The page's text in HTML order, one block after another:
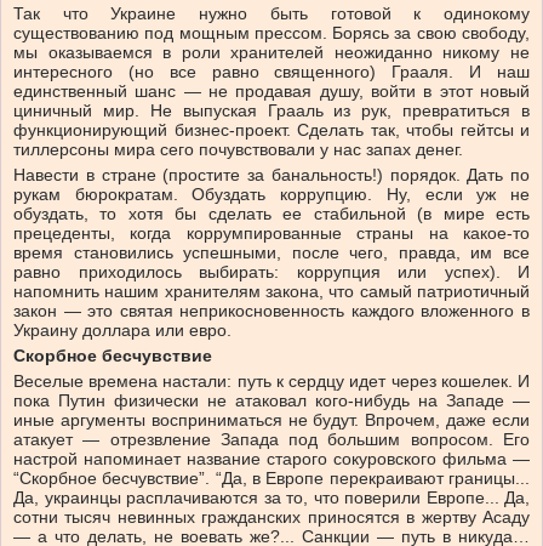
Так что Украине нужно быть готовой к одинокому
существованию под мощным прессом. Борясь за свою свободу,
мы оказываемся в роли хранителей неожиданно никому не
интересного (но все равно священного) Грааля. И наш
единственный шанс — не продавая душу, войти в этот новый
циничный мир. Не выпуская Грааль из рук, превратиться в
функционирующий бизнес-проект. Сделать так, чтобы гейтсы и
тиллерсоны мира сего почувствовали у нас запах денег.
Навести в стране (простите за банальность!) порядок. Дать по
рукам бюрократам. Обуздать коррупцию. Ну, если уж не
обуздать, то хотя бы сделать ее стабильной (в мире есть
прецеденты, когда коррумпированные страны на какое-то
время становились успешными, после чего, правда, им все
равно приходилось выбирать: коррупция или успех). И
напомнить нашим хранителям закона, что самый патриотичный
закон — это святая неприкосновенность каждого вложенного в
Украину доллара или евро.
Скорбное бесчувствие
Веселые времена настали: путь к сердцу идет через кошелек. И
пока Путин физически не атаковал кого-нибудь на Западе —
иные аргументы восприниматься не будут. Впрочем, даже если
атакует — отрезвление Запада под большим вопросом. Его
настрой напоминает название старого сокуровского фильма —
“Скорбное бесчувствие”. “Да, в Европе перекраивают границы...
Да, украинцы расплачиваются за то, что поверили Европе... Да,
сотни тысяч невинных гражданских приносятся в жертву Асаду
— а что делать, не воевать же?... Санкции — путь в никуда…